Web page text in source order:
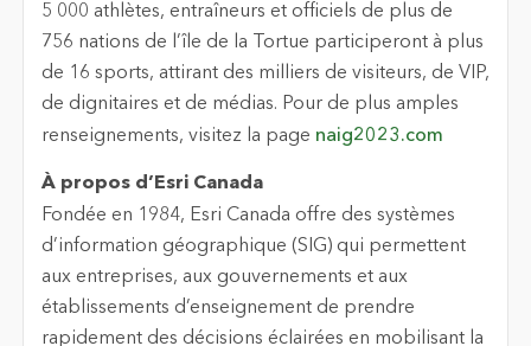
5 000 athlètes, entraîneurs et officiels de plus de
756 nations de l’île de la Tortue participeront à plus
de 16 sports, attirant des milliers de visiteurs, de VIP,
de dignitaires et de médias. Pour de plus amples
renseignements, visitez la page naig2023.com
À propos d’Esri Canada
Fondée en 1984, Esri Canada offre des systèmes
d’information géographique (SIG) qui permettent
aux entreprises, aux gouvernements et aux
établissements d’enseignement de prendre
rapidement des décisions éclairées en mobilisant la